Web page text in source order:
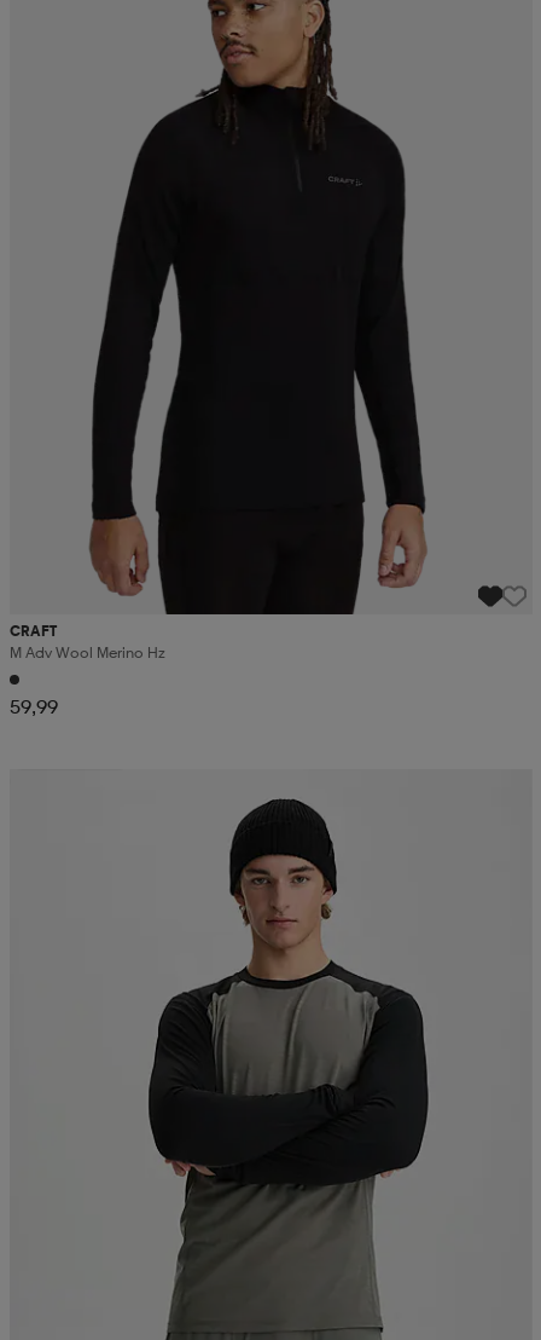
CRAFT
M Adv Wool Merino Hz
59,99